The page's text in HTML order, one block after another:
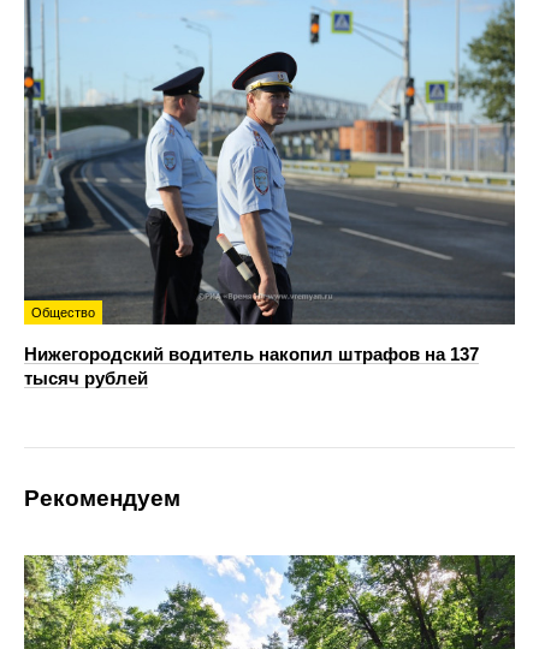
Общество
Нижегородский водитель накопил штрафов на 137
тысяч рублей
Рекомендуем